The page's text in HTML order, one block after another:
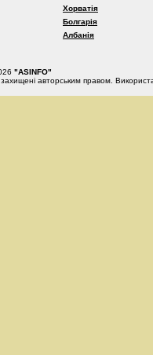
Хорватія
Болгарія
Албанія
"ASINFO"
авторським правом.